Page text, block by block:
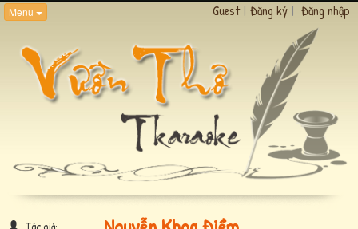
Menu Guest | Đăng ký | Đăng nhập
Tác giả: